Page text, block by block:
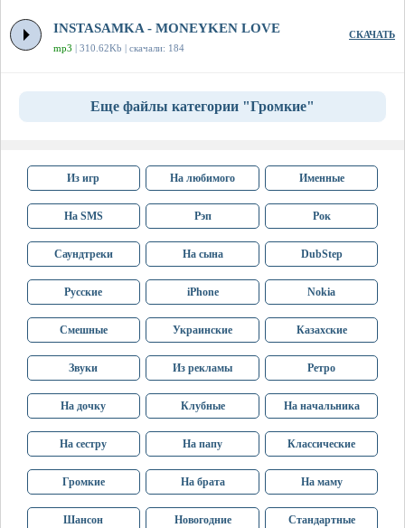
INSTASAMKA - MONEYKEN LOVE
mp3 | 310.62Kb | скачали: 184
СКАЧАТЬ
Еще файлы категории "Громкие"
Из игр На любимого Именные
На SMS Рэп Рок
Саундтреки На сына DubStep
Русские iPhone Nokia
Смешные Украинские Казахские
Звуки Из рекламы Ретро
На дочку Клубные На начальника
На сестру На папу Классические
Громкие На брата На маму
Шансон Новогодние Стандартные